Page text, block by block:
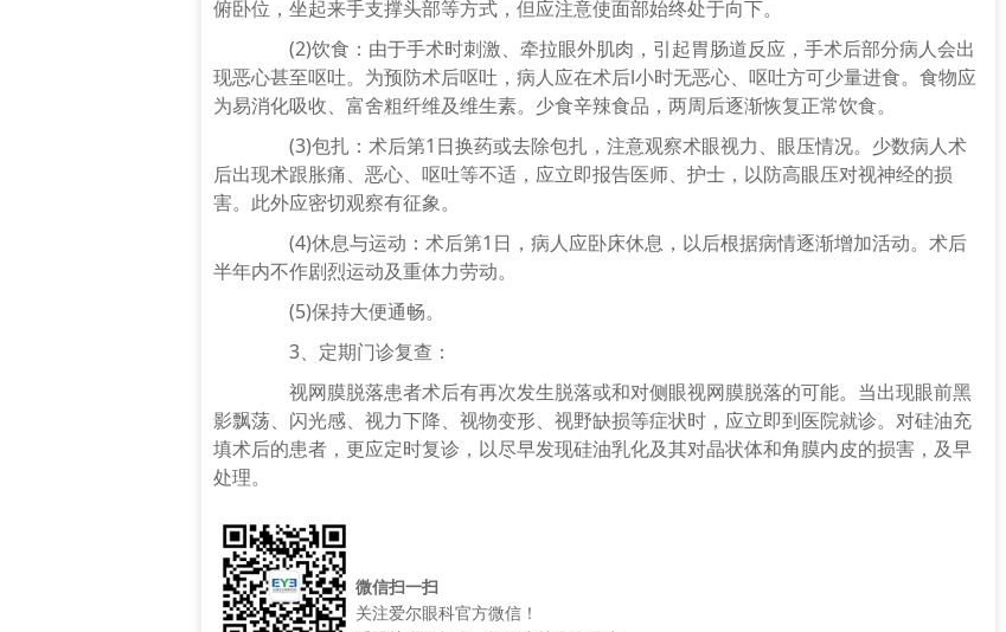
俯卧位，坐起来手支撑头部等方式，但应注意使面部始终处于向下。
(2)饮食：由于手术时刺激、牵拉眼外肌肉，引起胃肠道反应，手术后部分病人会出
现恶心甚至呕吐。为预防术后呕吐，病人应在术后l小时无恶心、呕吐方可少量进食。食物应
为易消化吸收、富舍粗纤维及维生素。少食辛辣食品，两周后逐渐恢复正常饮食。
(3)包扎：术后第1日换药或去除包扎，注意观察术眼视力、眼压情况。少数病人术
后出现术跟胀痛、恶心、呕吐等不适，应立即报告医师、护士，以防高眼压对视神经的损
害。此外应密切观察有征象。
(4)休息与运动：术后第1日，病人应卧床休息，以后根据病情逐渐增加活动。术后
半年内不作剧烈运动及重体力劳动。
(5)保持大便通畅。
3、定期门诊复查：
视网膜脱落患者术后有再次发生脱落或和对侧眼视网膜脱落的可能。当出现眼前黑
影飘荡、闪光感、视力下降、视物变形、视野缺损等症状时，应立即到医院就诊。对硅油充
填术后的患者，更应定时复诊，以尽早发现硅油乳化及其对晶状体和角膜内皮的损害，及早
处理。
微信扫一扫
关注爱尔眼科官方微信！